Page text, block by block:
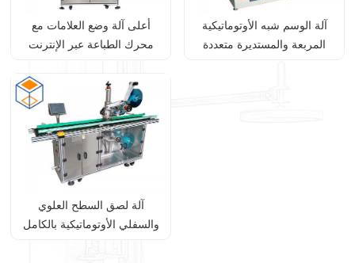
أعلى آلة وضع العلامات مع
محرك الطباعة عبر الإنترنت
آلة الوسم شبه الأوتوماتيكية
المربعة والمستديرة متعددة
آلة لصق السطح العلوي
والسفلي الأوتوماتيكية بالكامل